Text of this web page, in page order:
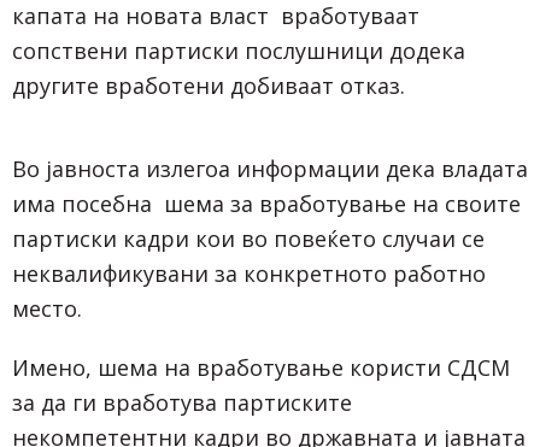
капата на новата власт вработуваат
сопствени партиски послушници додека
другите вработени добиваат отказ.
Во јавноста излегоа информации дека владата
има посебна шема за вработување на своите
партиски кадри кои во повеќето случаи се
неквалификувани за конкретното работно
место.
Имено, шема на вработување користи СДСМ
за да ги вработува партиските
некомпетентни кадри во државната и јавната